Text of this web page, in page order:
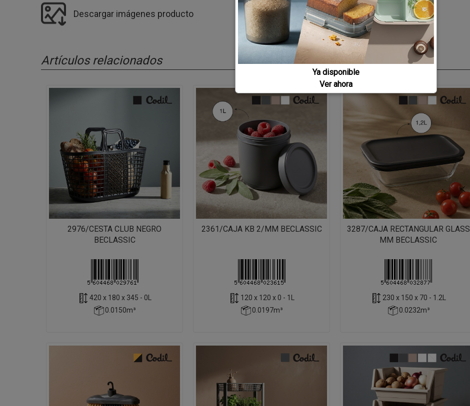
Descargar imágenes producto
Artículos relacionados
2976/CESTA CLUB NEGRO
BECLASSIC
420 x 180 x 345 - 0L
0.0150m³
2361/CAJA KB 2/MM BECLASSIC
120 x 120 x 0 - 1L
0.0197m³
3287/CAJA RECTANGULAR GLASS
MM BECLASSIC
230 x 150 x 70 - 1.2L
0.0232m³
Ya disponible
Ver ahora